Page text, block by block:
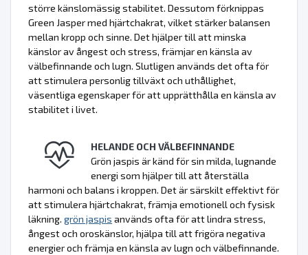
större känslomässig stabilitet. Dessutom förknippas
Green Jasper med hjärtchakrat, vilket stärker balansen
mellan kropp och sinne. Det hjälper till att minska
känslor av ångest och stress, främjar en känsla av
välbefinnande och lugn. Slutligen används det ofta för
att stimulera personlig tillväxt och uthållighet,
väsentliga egenskaper för att upprätthålla en känsla av
stabilitet i livet.
HELANDE OCH VÄLBEFINNANDE
Grön jaspis är känd för sin milda, lugnande
energi som hjälper till att återställa
harmoni och balans i kroppen. Det är särskilt effektivt för
att stimulera hjärtchakrat, främja emotionell och fysisk
läkning. grön jaspis används ofta för att lindra stress,
ångest och oroskänslor, hjälpa till att frigöra negativa
energier och främja en känsla av lugn och välbefinnande.